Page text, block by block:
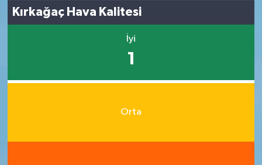
Kırkağaç Hava Kalitesi
İyi
1
Orta